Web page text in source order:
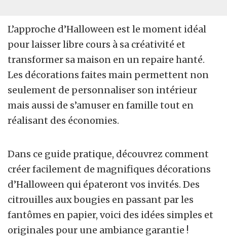
L’approche d’Halloween est le moment idéal
pour laisser libre cours à sa créativité et
transformer sa maison en un repaire hanté.
Les décorations faites main permettent non
seulement de personnaliser son intérieur
mais aussi de s’amuser en famille tout en
réalisant des économies.
Dans ce guide pratique, découvrez comment
créer facilement de magnifiques décorations
d’Halloween qui épateront vos invités. Des
citrouilles aux bougies en passant par les
fantômes en papier, voici des idées simples et
originales pour une ambiance garantie !